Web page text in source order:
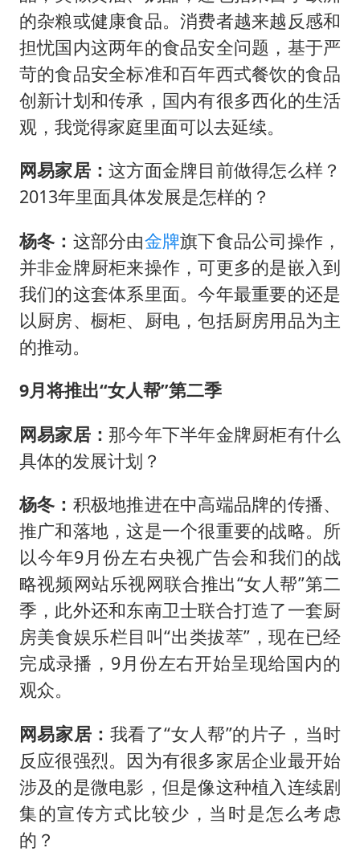
的杂粮或健康食品。消费者越来越反感和
担忧国内这两年的食品安全问题，基于严
苛的食品安全标准和百年西式餐饮的食品
创新计划和传承，国内有很多西化的生活
观，我觉得家庭里面可以去延续。
网易家居：这方面金牌目前做得怎么样？
2013年里面具体发展是怎样的？
杨冬： 这部分由金牌旗下食品公司操作，
并非金牌厨柜来操作，可更多的是嵌入到
我们的这套体系里面。今年最重要的还是
以厨房、橱柜、厨电，包括厨房用品为主
的推动。
9月将推出“女人帮”第二季
网易家居： 那今年下半年金牌厨柜有什么
具体的发展计划？
杨冬： 积极地推进在中高端品牌的传播、
推广和落地，这是一个很重要的战略。所
以今年9月份左右央视广告会和我们的战
略视频网站乐视网联合推出“女人帮”第二
季，此外还和东南卫士联合打造了一套厨
房美食娱乐栏目叫“出类拔萃”，现在已经
完成录播，9月份左右开始呈现给国内的
观众。
网易家居： 我看了“女人帮”的片子，当时
反应很强烈。因为有很多家居企业最开始
涉及的是微电影，但是像这种植入连续剧
集的宣传方式比较少，当时是怎么考虑
的？